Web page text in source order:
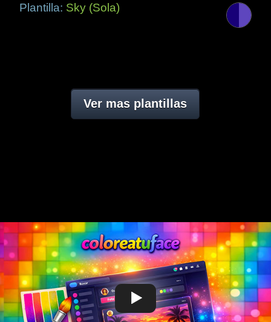
Plantilla: Sky (Sola)
Ver mas plantillas